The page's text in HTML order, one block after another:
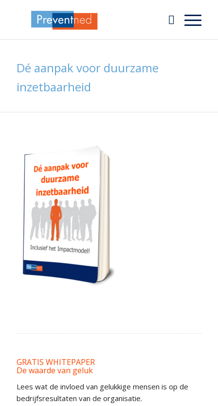
Dé aanpak voor duurzame
inzetbaarheid
GRATIS WHITEPAPER
De waarde van geluk
Lees wat de invloed van gelukkige mensen is op de
bedrijfsresultaten van de organisatie.